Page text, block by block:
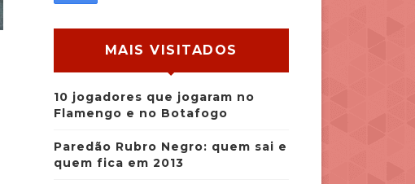
MAIS VISITADOS
10 jogadores que jogaram no
Flamengo e no Botafogo
Paredão Rubro Negro: quem sai e
quem fica em 2013